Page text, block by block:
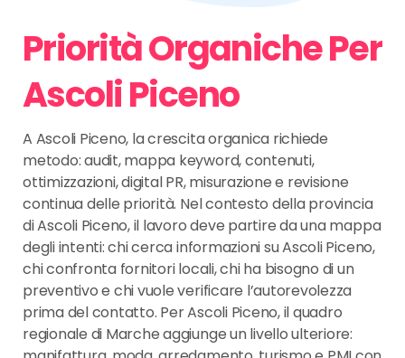
Priorità Organiche Per
Ascoli Piceno
A Ascoli Piceno, la crescita organica richiede
metodo: audit, mappa keyword, contenuti,
ottimizzazioni, digital PR, misurazione e revisione
continua delle priorità. Nel contesto della provincia
di Ascoli Piceno, il lavoro deve partire da una mappa
degli intenti: chi cerca informazioni su Ascoli Piceno,
chi confronta fornitori locali, chi ha bisogno di un
preventivo e chi vuole verificare l’autorevolezza
prima del contatto. Per Ascoli Piceno, il quadro
regionale di Marche aggiunge un livello ulteriore: